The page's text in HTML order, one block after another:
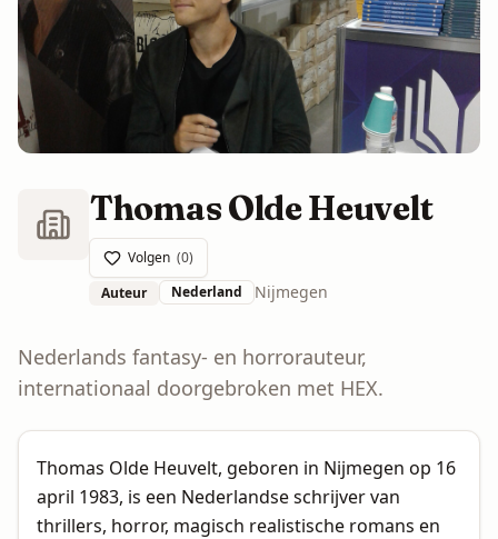
Thomas Olde Heuvelt
Volgen (0)
Auteur
Nederland Nijmegen
Nederlands fantasy- en horrorauteur,
internationaal doorgebroken met HEX.
Thomas Olde Heuvelt, geboren in Nijmegen op 16
april 1983, is een Nederlandse schrijver van
thrillers, horror, magisch realistische romans en